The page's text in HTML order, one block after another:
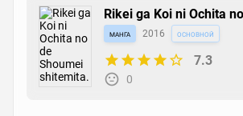
Rikei ga Koi ni Ochita
shitemita.
манга 2016 основной
7.3
0